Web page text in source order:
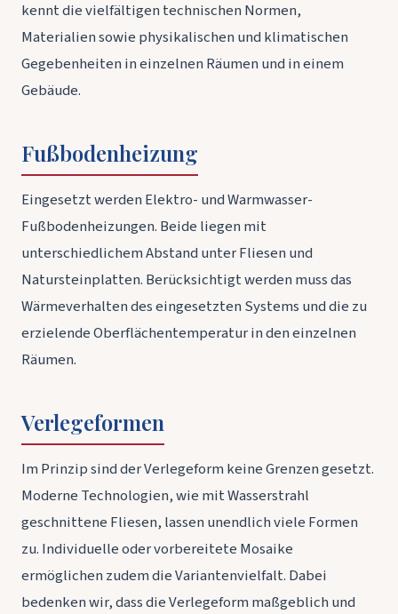
kennt die vielfältigen technischen Normen,
Materialien sowie physikalischen und klimatischen
Gegebenheiten in einzelnen Räumen und in einem
Gebäude.
Fußbodenheizung
Eingesetzt werden Elektro- und Warmwasser-
Fußbodenheizungen. Beide liegen mit
unterschiedlichem Abstand unter Fliesen und
Natursteinplatten. Berücksichtigt werden muss das
Wärmeverhalten des eingesetzten Systems und die zu
erzielende Oberflächentemperatur in den einzelnen
Räumen.
Verlegeformen
Im Prinzip sind der Verlegeform keine Grenzen gesetzt.
Moderne Technologien, wie mit Wasserstrahl
geschnittene Fliesen, lassen unendlich viele Formen
zu. Individuelle oder vorbereitete Mosaike
ermöglichen zudem die Variantenvielfalt. Dabei
bedenken wir, dass die Verlegeform maßgeblich und